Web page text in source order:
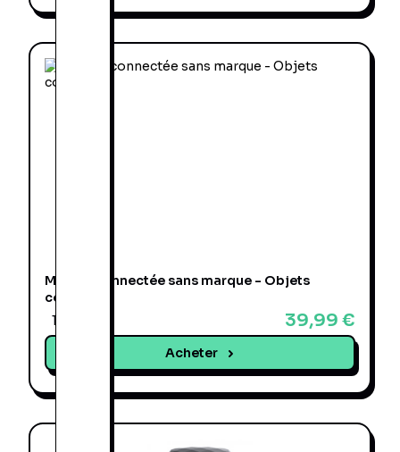
Montre connectée sans marque - Objets
connectés
15 offres
39,99 €
Acheter